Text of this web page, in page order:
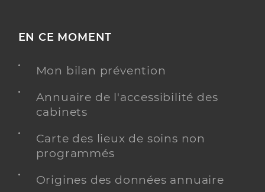
EN CE MOMENT
Mon bilan prévention
Annuaire de l'accessibilité des
cabinets
Carte des lieux de soins non
programmés
Origines des données annuaire